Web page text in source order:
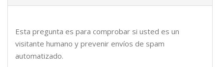
Esta pregunta es para comprobar si usted es un
visitante humano y prevenir envíos de spam
automatizado.